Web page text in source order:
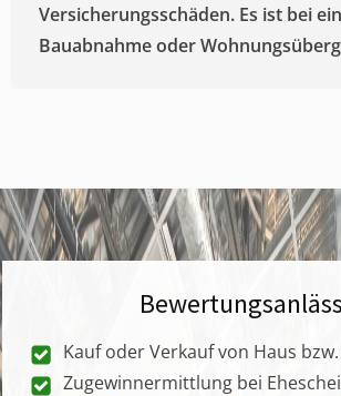
Versicherungsschäden. Es ist bei
Bauabnahme oder
Kauf oder Verkauf von Haus
Zugewinnermittlung bei